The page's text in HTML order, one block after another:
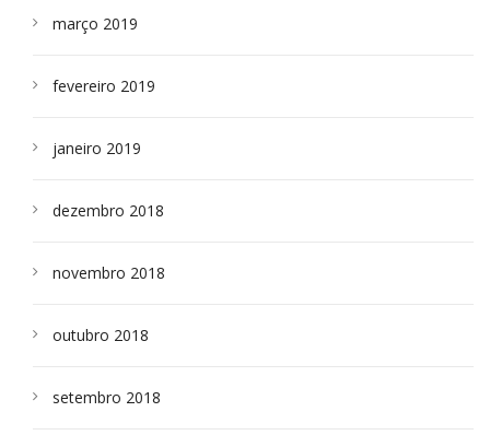
março 2019
fevereiro 2019
janeiro 2019
dezembro 2018
novembro 2018
outubro 2018
setembro 2018